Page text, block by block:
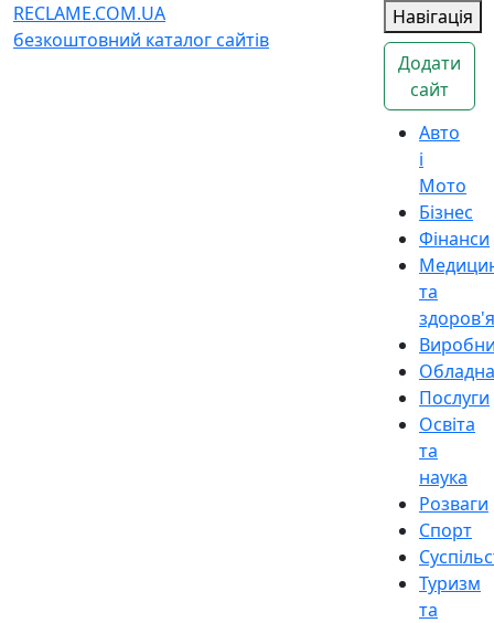
RECLAME.COM.UA
безкоштовний каталог сайтів
Навігація
Додати
сайт
Авто
і
Мото
Бізнес
Фінанси
та
здоров'я
Послуги
Освіта
та
наука
Розваги
Спорт
Туризм
та